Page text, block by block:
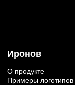
Иронов
О продукте
Примеры логотипов